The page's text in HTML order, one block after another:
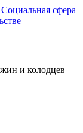
сфера
и колодцев